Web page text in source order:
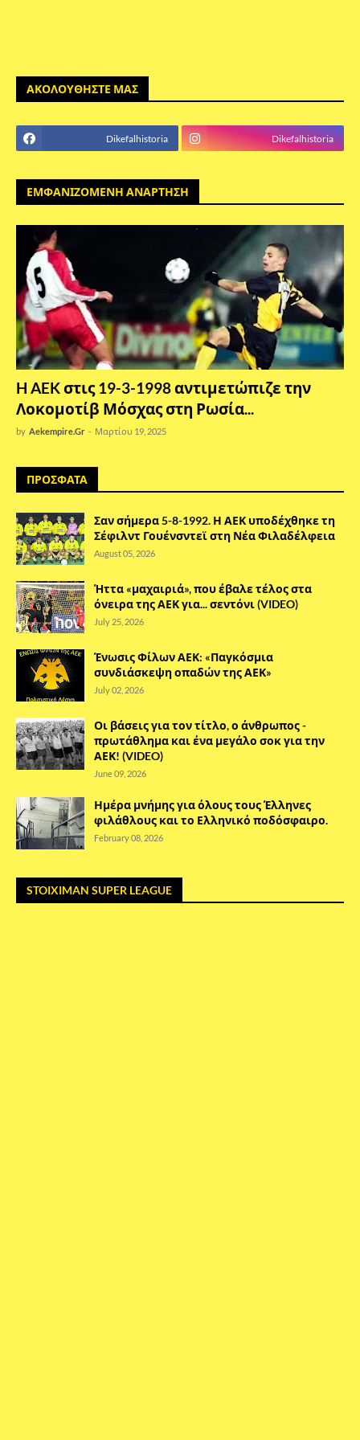
ΑΚΟΛΟΥΘΗΣΤΕ ΜΑΣ
Dikefalhistoria Dikefalhistoria
ΕΜΦΑΝΙΖΟΜΕΝΗ ΑΝΑΡΤΗΣΗ
H AEK στις 19-3-1998 αντιμετώπιζε την
Λοκομοτίβ Μόσχας στη Ρωσία...
by Aekempire.Gr - Μαρτίου 19, 2025
ΠΡΟΣΦΑΤΑ
Σαν σήμερα 5-8-1992. Η ΑΕΚ υποδέχθηκε τη
Σέφιλντ Γουένσντεϊ στη Νέα Φιλαδέλφεια
August 05, 2026
Ήττα «μαχαιριά», που έβαλε τέλος στα
όνειρα της ΑΕΚ για... σεντόνι (VIDEO)
July 25, 2026
Ένωσις Φίλων ΑΕΚ: «Παγκόσμια
συνδιάσκεψη οπαδών της ΑΕΚ»
July 02, 2026
Οι βάσεις για τον τίτλο, ο άνθρωπος -
πρωτάθλημα και ένα μεγάλο σοκ για την
ΑΕΚ! (VIDEO)
June 09, 2026
Ημέρα μνήμης για όλους τους Έλληνες
φιλάθλους και το Ελληνικό ποδόσφαιρο.
February 08, 2026
STOIXIMAN SUPER LEAGUE